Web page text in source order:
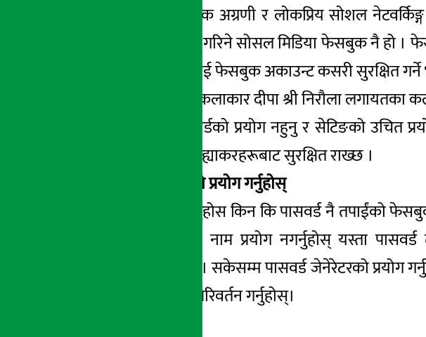
फेसबुक विश्वको एक अग्रणी र लोकप्रिय सोशल
सबैभन्दा धेरै प्रयोग गरिने सोसल मिडिया फेसबुक नै हो
? आज हामी यहाँलाई फेसबुक अकाउन्ट कसरी सुरक्षित गर्ने
केहि समय अगाडी कलाकार दीपा श्री निरौला
हुनुमा बलियो पास्वर्डको प्रयोग नहुनु र सेटिङको
फेसबुक खातालाई ह्याकरहरूबाट सुरक्षित राख्छ ।
१. बलियो पास्वर्डको प्रयोग गर्नुहोस्
पास्वर्ड बलियो राख्नुहोस किन कि पासवर्ड नै तपाईंको
मन पर्ने जनाबरको नाम प्रयोग नगर्नुहोस् यस्ता
गर्नुहोस् जस्तै ३१४ । सकेसम्म पासवर्ड जेनेरेटरको प्रयोग
नभएर सबै ठाउँमा परिवर्तन गर्नुहोस्।